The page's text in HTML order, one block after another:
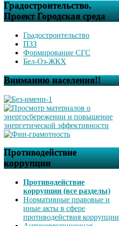
Градостроительство.
Проект Городская среда
Градостроительство
ПЗЗ
Формирование СГС
Бел-Оз-ЖКХ
Вниманию населения!!
Противодействие
коррупции
Противодействие
коррупции (все разделы)
Нормативные правовые и
иные акты в сфере
противодействия коррупции